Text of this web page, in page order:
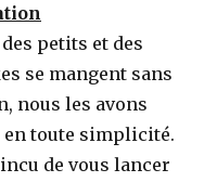
petits et des
se mangent sans
nous les avons
en toute simplicité.
de vous lancer